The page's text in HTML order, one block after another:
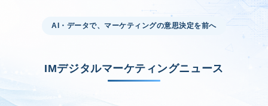
AI・データで、マーケティングの意思決定を前へ
IMデジタルマーケティングニュース